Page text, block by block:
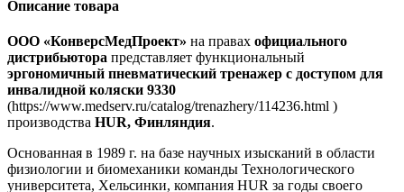
Описание товара
ООО «КонверсМедПроект» на правах официального
дистрибьютора представляет функциональный
эргономичный пневматический тренажер с доступом для
инвалидной коляски 9330
(https://www.medserv.ru/catalog/trenazhery/114236.html )
производства HUR, Финляндия.
Основанная в 1989 г. на базе научных изысканий в области
физиологии и биомеханики команды Технологического
университета, Хельсинки, компания HUR за годы своего